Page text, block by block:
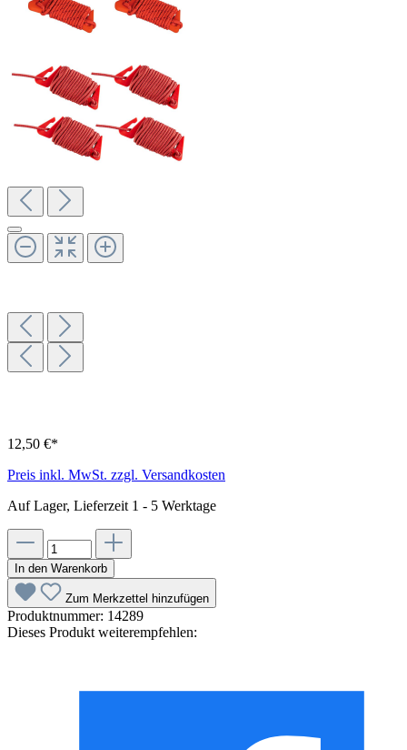
12,50 €*
Preis inkl. MwSt. zzgl. Versandkosten
Auf Lager, Lieferzeit 1 - 5 Werktage
In den Warenkorb
Zum Merkzettel hinzufügen
Produktnummer: 14289
Dieses Produkt weiterempfehlen: